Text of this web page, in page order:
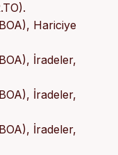
Hariciye
İradeler,
İradeler,
İradeler,